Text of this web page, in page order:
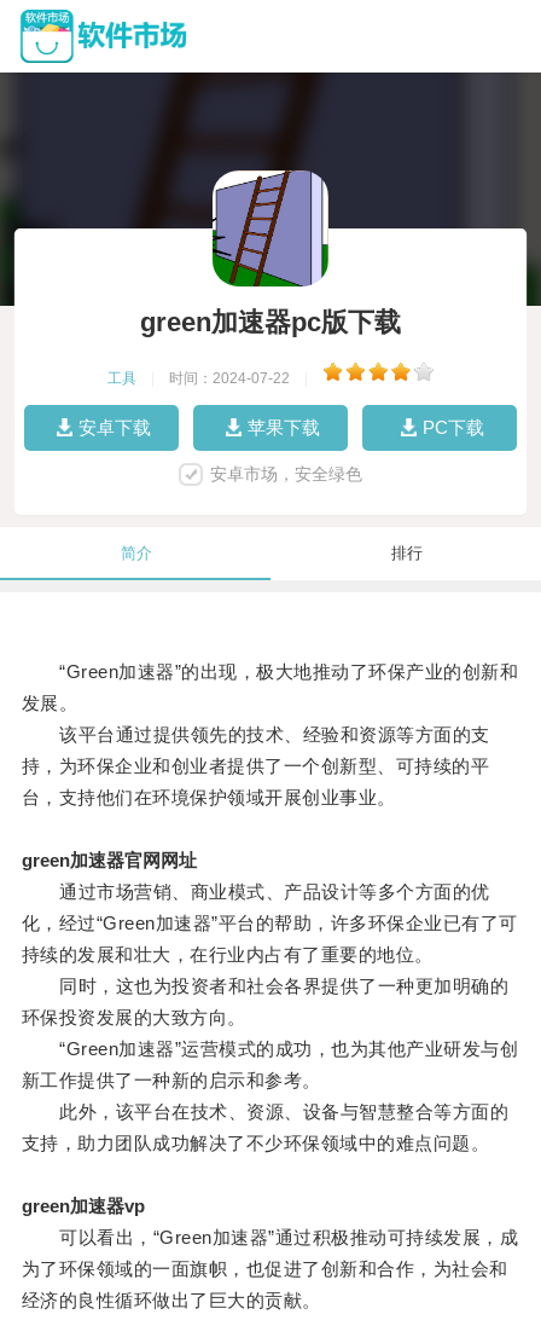
green加速器pc版下载
工具 时间：2024-07-22
安卓下载 苹果下载 PC下载
安卓市场，安全绿色
简介 排行
“Green加速器”的出现，极大地推动了环保产业的创新和
发展。
该平台通过提供领先的技术、经验和资源等方面的支
持，为环保企业和创业者提供了一个创新型、可持续的平
台，支持他们在环境保护领域开展创业事业。
green加速器官网网址
通过市场营销、商业模式、产品设计等多个方面的优
化，经过“Green加速器”平台的帮助，许多环保企业已有了可
持续的发展和壮大，在行业内占有了重要的地位。
同时，这也为投资者和社会各界提供了一种更加明确的
环保投资发展的大致方向。
“Green加速器”运营模式的成功，也为其他产业研发与创
新工作提供了一种新的启示和参考。
此外，该平台在技术、资源、设备与智慧整合等方面的
支持，助力团队成功解决了不少环保领域中的难点问题。
green加速器vp
可以看出，“Green加速器”通过积极推动可持续发展，成
为了环保领域的一面旗帜，也促进了创新和合作，为社会和
经济的良性循环做出了巨大的贡献。